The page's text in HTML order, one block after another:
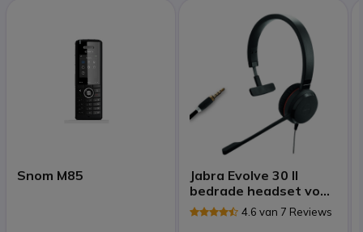
Snom M85
Jabra Evolve 30 II
bedrade headset voor
mobiele telefoons
4.6 van 7 Reviews